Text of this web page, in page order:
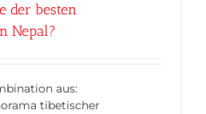
der besten
Nepal?
aus:
tibetischer